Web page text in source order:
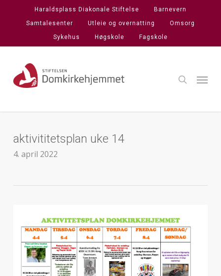
content
Haraldsplass Diakonale Stiftelse
Barnevern
Samtalesenter
Utleie og overnatting
Omsorg
Sykehus
Høgskole Fagskole
Menu
aktivititetsplan uke 14
4. april 2022